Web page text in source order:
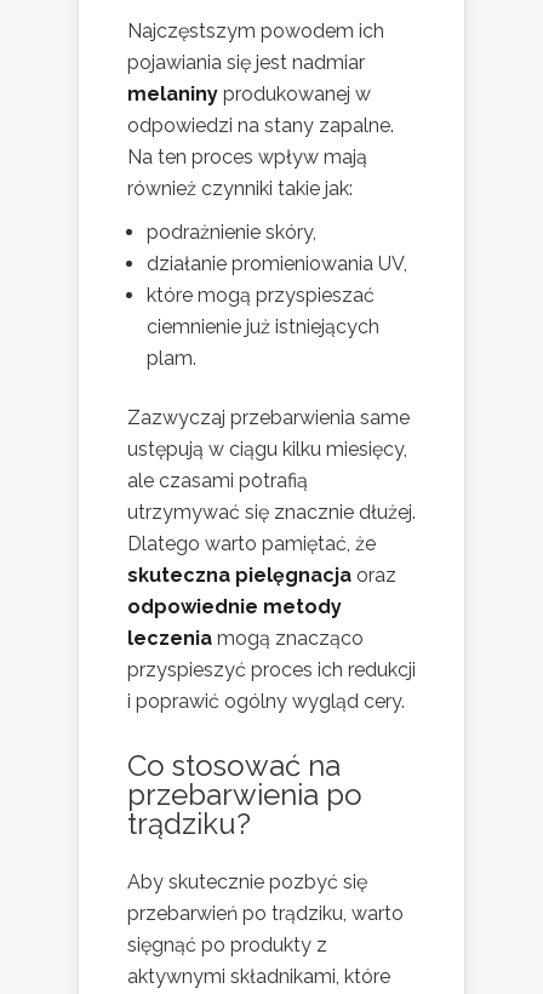
Najczęstszym powodem ich
pojawiania się jest nadmiar
melaniny produkowanej w
odpowiedzi na stany zapalne.
Na ten proces wpływ mają
również czynniki takie jak:
podrażnienie skóry,
działanie promieniowania UV,
które mogą przyspieszać
ciemnienie już istniejących
plam.
Zazwyczaj przebarwienia same
ustępują w ciągu kilku miesięcy,
ale czasami potrafią
utrzymywać się znacznie dłużej.
Dlatego warto pamiętać, że
skuteczna pielęgnacja oraz
odpowiednie metody
leczenia mogą znacząco
przyspieszyć proces ich redukcji
i poprawić ogólny wygląd cery.
Co stosować na
przebarwienia po
trądziku?
Aby skutecznie pozbyć się
przebarwień po trądziku, warto
sięgnąć po produkty z
aktywnymi składnikami, które